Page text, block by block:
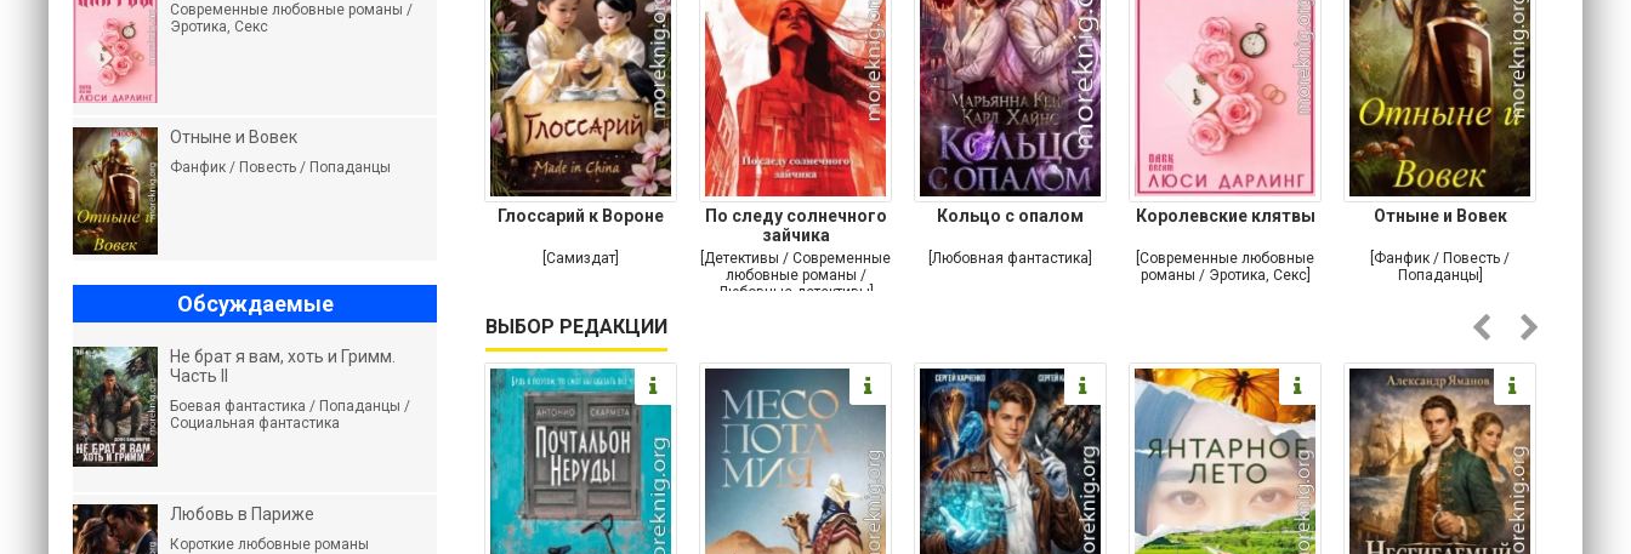
Глоссарий к Вороне
[Самиздат]
По следу солнечного
зайчика
[Детективы / Современные
любовные романы /
Любовные детективы]
Кольцо с опалом
[Любовная фантастика]
Королевские клятвы
[Современные любовные
романы / Эротика, Секс]
Отныне и Вовек
[Фанфик / Повесть /
Попаданцы]
ВЫБОР РЕДАКЦИИ
Современные любовные романы /
Эротика, Секс
Отныне и Вовек
Фанфик / Повесть / Попаданцы
Обсуждаемые
Не брат я вам, хоть и Гримм.
Часть II
Боевая фантастика / Попаданцы /
Социальная фантастика
Любовь в Париже
Короткие любовные романы